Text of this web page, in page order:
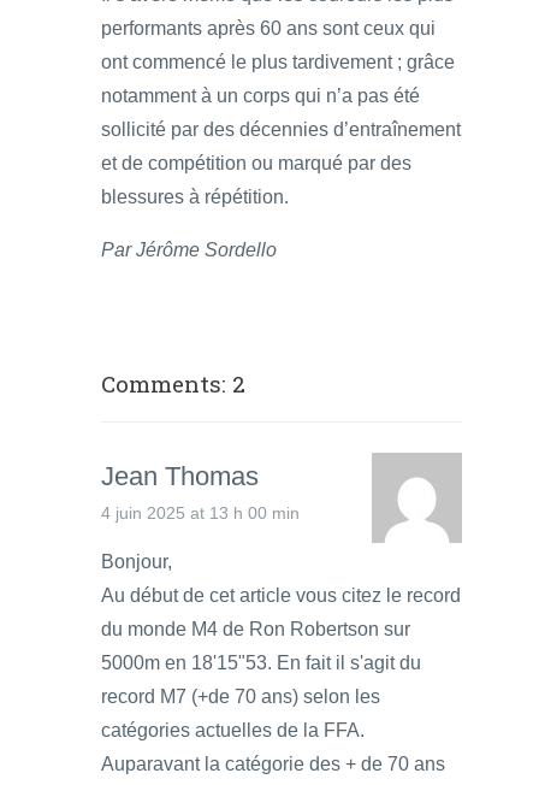
performants après 60 ans sont ceux qui
ont commencé le plus tardivement ; grâce
notamment à un corps qui n’a pas été
sollicité par des décennies d’entraînement
et de compétition ou marqué par des
blessures à répétition.
Par Jérôme Sordello
Comments: 2
Jean Thomas
4 juin 2025 at 13 h 00 min
Bonjour,
Au début de cet article vous citez le record
du monde M4 de Ron Robertson sur
5000m en 18'15"53. En fait il s'agit du
record M7 (+de 70 ans) selon les
catégories actuelles de la FFA.
Auparavant la catégorie des + de 70 ans